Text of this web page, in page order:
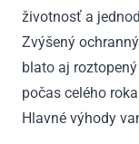
životnosť a
Zvýšený
blato aj
počas celého
Hlavné výhody